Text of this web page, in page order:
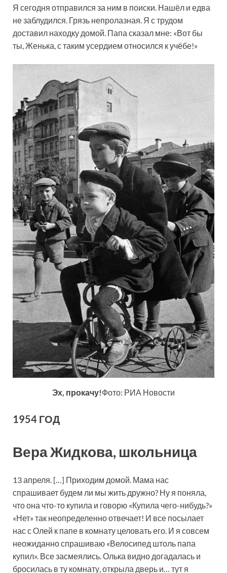
Я сегодня отправился за ним в поиски. Нашёл и едва
не заблудился. Грязь непролазная. Я с трудом
доставил находку домой. Папа сказал мне: «Вот бы
ты, Женька, с таким усердием относился к учёбе!»
Эх, прокачу!Фото: РИА Новости
1954 ГОД
Вера Жидкова, школьница
13 апреля. […] Приходим домой. Мама нас
спрашивает будем ли мы жить дружно? Ну я поняла,
что она что-то купила и говорю «Купила чего-нибудь?»
«Нет» так неопределенно отвечает! И все посылает
нас с Олей к папе в комнату целовать его. И я совсем
неожиданно спрашиваю «Велосипед штоль папа
купил». Все засмеялись. Олька видно догадалась и
бросилась в ту комнату, открыла дверь и… тут я